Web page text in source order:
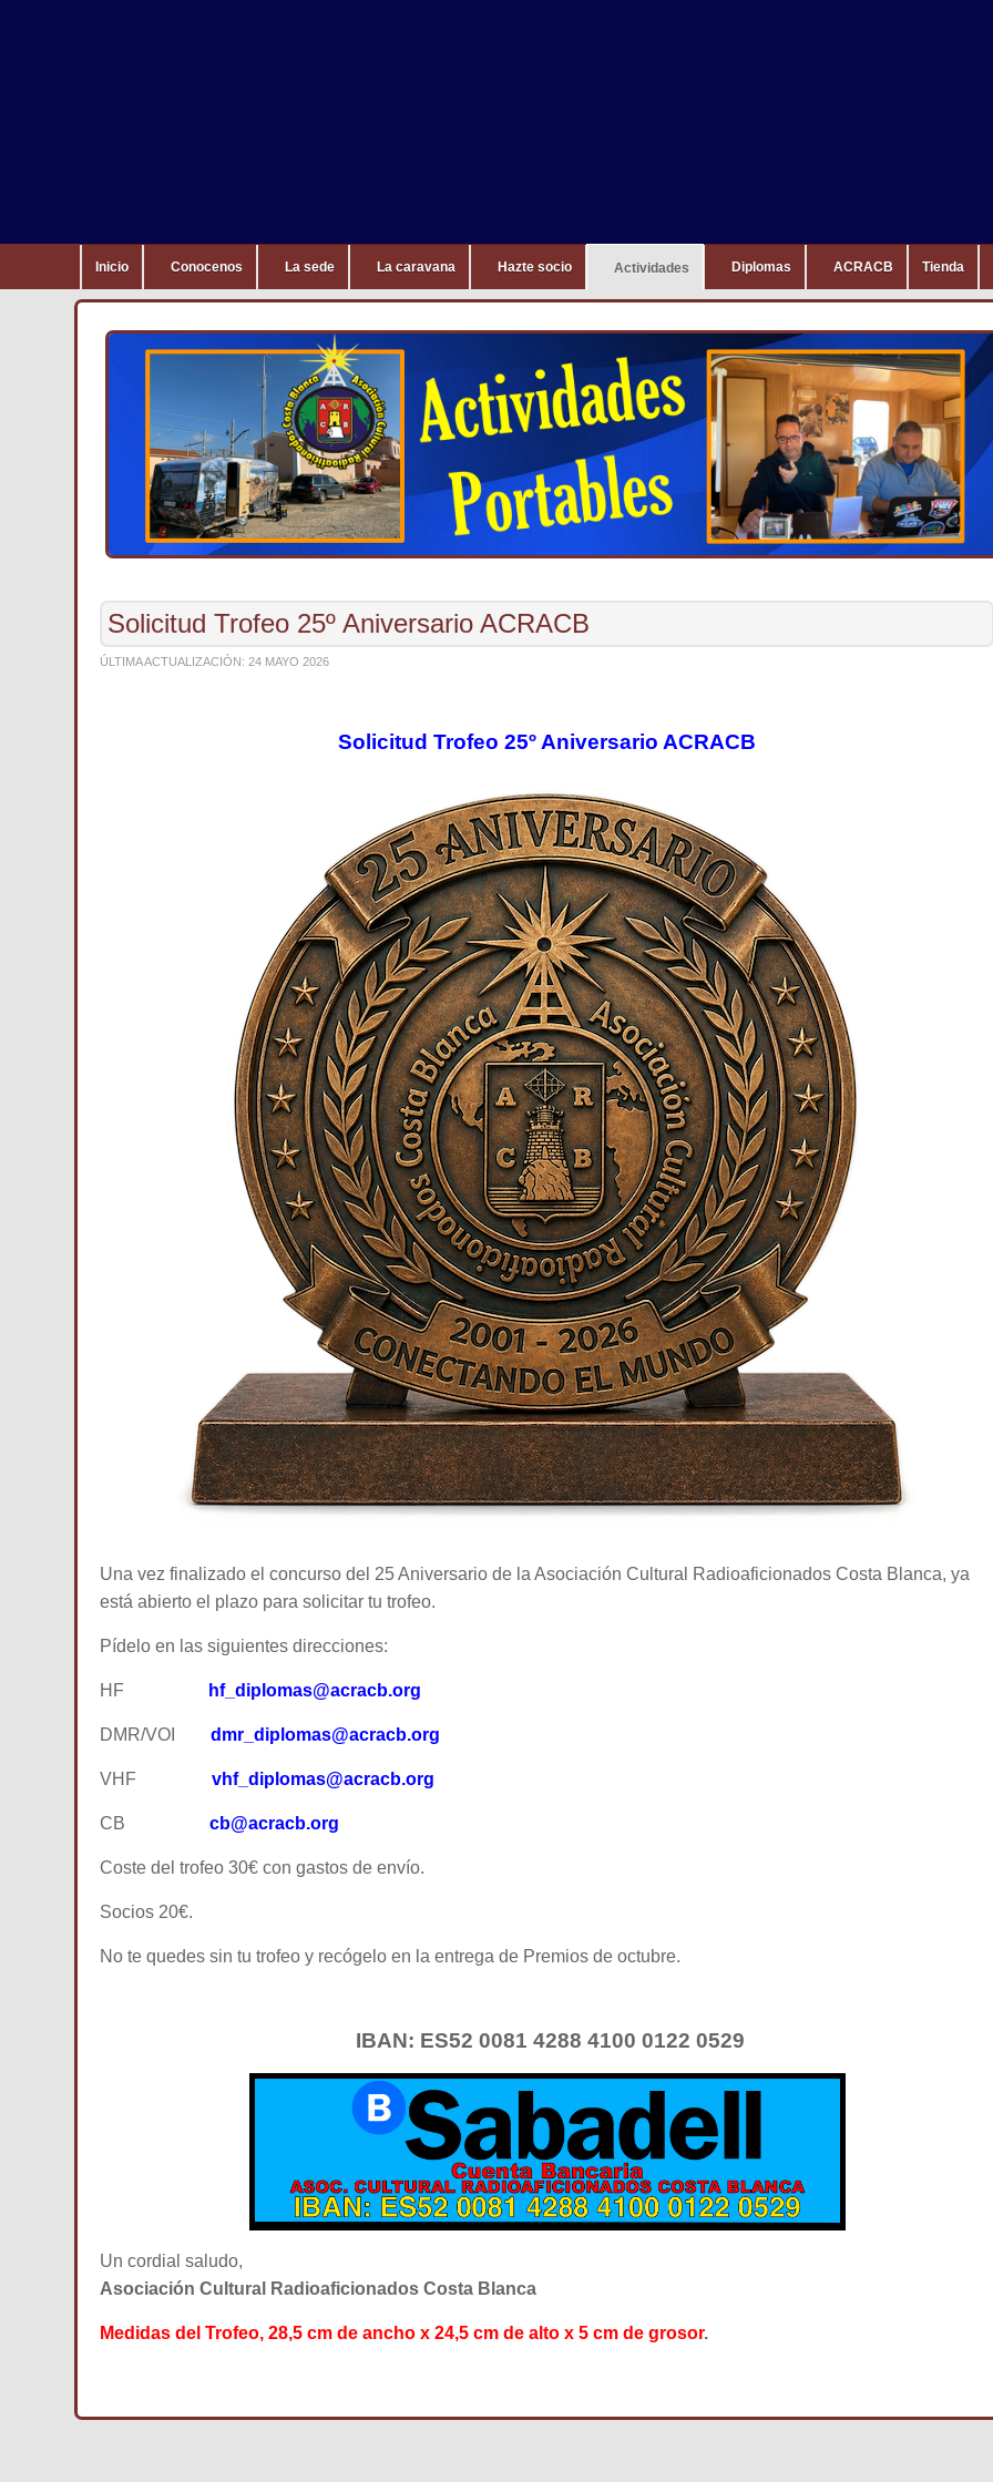
Inicio Conocenos La sede La caravana Hazte socio Actividades Diplomas ACRACB Tienda
Solicitud Trofeo 25º Aniversario ACRACB
ÚLTIMA ACTUALIZACIÓN: 24 MAYO 2026
Solicitud Trofeo 25º Aniversario ACRACB
Una vez finalizado el concurso del 25 Aniversario de la Asociación Cultural Radioaficionados Costa Blanca, ya
está abierto el plazo para solicitar tu trofeo.
Pídelo en las siguientes direcciones:
HF hf_diplomas@acracb.org
DMR/VOI dmr_diplomas@acracb.org
VHF vhf_diplomas@acracb.org
CB cb@acracb.org
Coste del trofeo 30€ con gastos de envío.
Socios 20€.
No te quedes sin tu trofeo y recógelo en la entrega de Premios de octubre.
IBAN: ES52 0081 4288 4100 0122 0529
Un cordial saludo,
Asociación Cultural Radioaficionados Costa Blanca
Medidas del Trofeo, 28,5 cm de ancho x 24,5 cm de alto x 5 cm de grosor.